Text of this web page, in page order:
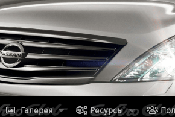
Галерея Ресурсы